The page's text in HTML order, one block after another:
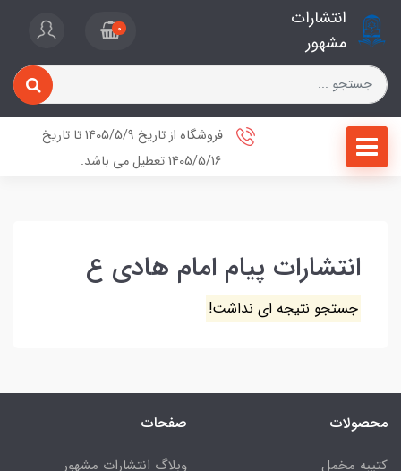
انتشارات
مشهور
0
فروشگاه از تاریخ 1405/5/9 تا تاریخ
1405/5/16 تعطیل می باشد.
انتشارات پیام امام هادی ع
جستجو نتیجه ای نداشت!
محصولات
کتیبه مخمل
صفحات
وبلاگ انتشارات مشهور